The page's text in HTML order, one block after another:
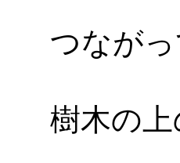
つなが
樹木の